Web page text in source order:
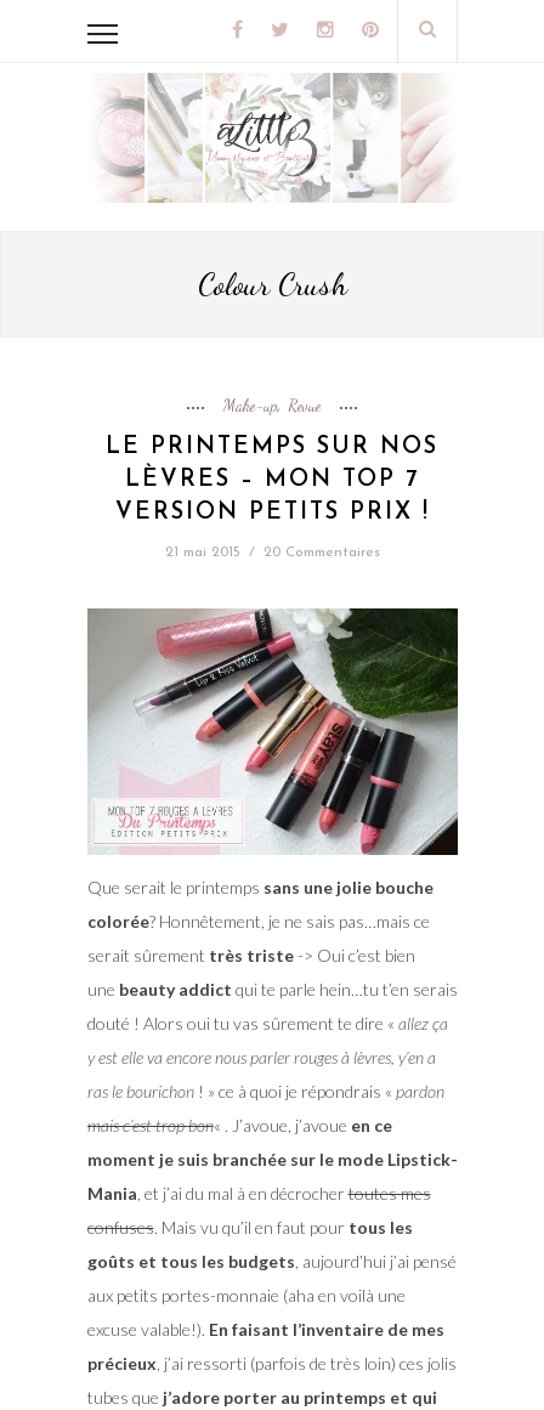
Colour Crush
Make-up, Revue
LE PRINTEMPS SUR NOS
LÈVRES – MON TOP 7
VERSION PETITS PRIX !
21 mai 2015 / 20 Commentaires
Que serait le printemps sans une jolie bouche
colorée? Honnêtement, je ne sais pas…mais ce
serait sûrement très triste-> Oui c’est bien
une beauty addict qui te parle hein…tu t’en serais
douté ! Alors oui tu vas sûrement te dire « allez ça
y est elle va encore nous parler rouges à lèvres, y’en a
ras le bourichon! » ce à quoi je répondrais « pardon
mais c’est trop bon« . J’avoue, j’avoue en ce
moment je suis branchée sur le mode Lipstick-
Mania , et j’ai du mal à en décrochertoutes mes
confuses. Mais vu qu’il en faut pour tous les
goûts et tous les budgets , aujourd’hui j’ai pensé
aux petits portes-monnaie (aha en voilà une
excuse valable!). En faisant l’inventaire de mes
précieux , j’ai ressorti (parfois de très loin) ces jolis
tubes que j’adore porter au printemps et qui